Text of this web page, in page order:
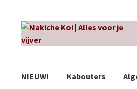
Ga
door
Ga
naar
NIEUW! Kabouters